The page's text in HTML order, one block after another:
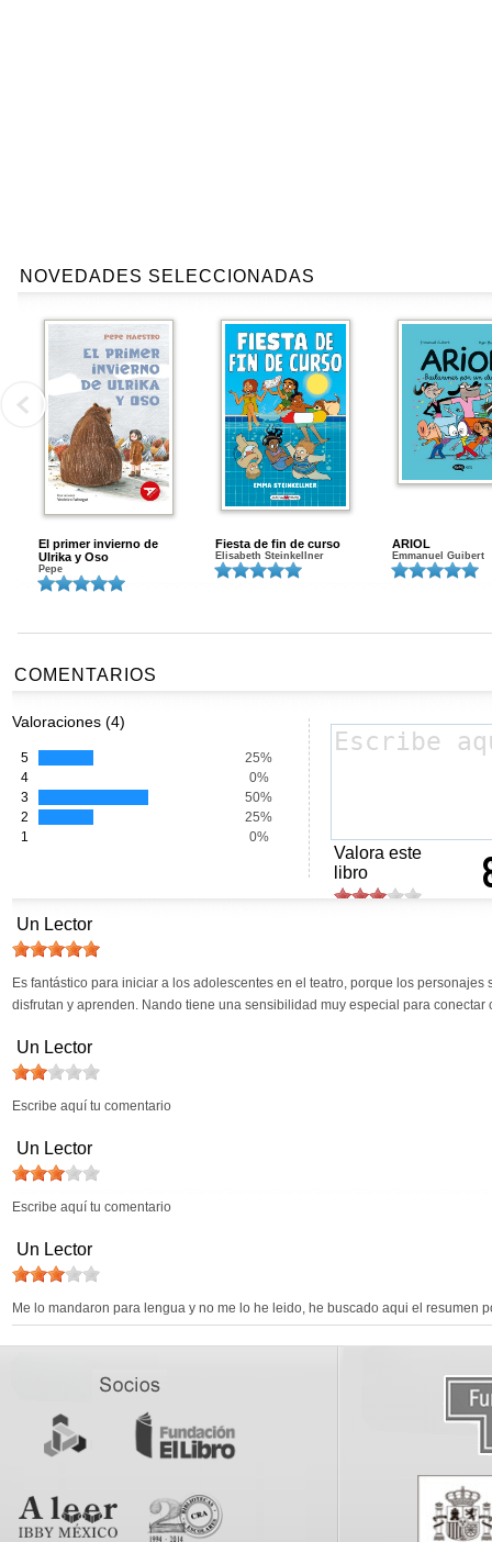
NOVEDADES SELECCIONADAS
El primer invierno de
Ulrika y Oso
Pepe
Fiesta de fin de curso
Elisabeth Steinkellner
ARIOL
Emmanuel Guibert
COMENTARIOS
Valoraciones (4)
5
25%
4
0%
3
50%
2
25%
1
0%
Valora este
libro
Un Lector
Es fantástico para iniciar a los adolescentes en el teatro, porque los
disfrutan y aprenden. Nando tiene una sensibilidad muy especial para
Un Lector
Escribe aquí tu comentario
Un Lector
Escribe aquí tu comentario
Un Lector
Me lo mandaron para lengua y no me lo he leido, he buscado aqui el resumen